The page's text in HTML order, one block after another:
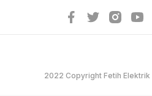
2022 Copyright Fetih Elektrik -